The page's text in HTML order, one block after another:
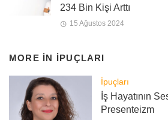
234 Bin Kişi Arttı
15 Ağustos 2024
MORE IN İPUÇLARI
İpuçları
İş Hayatının
Presenteizm